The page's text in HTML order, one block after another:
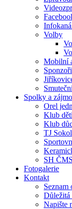
Volby
Mobilní
Spolky a
Orel
Klub
Klub
TJ
SH
Fotogalerie
Kontakt
Seznam
Důležitá
Napište